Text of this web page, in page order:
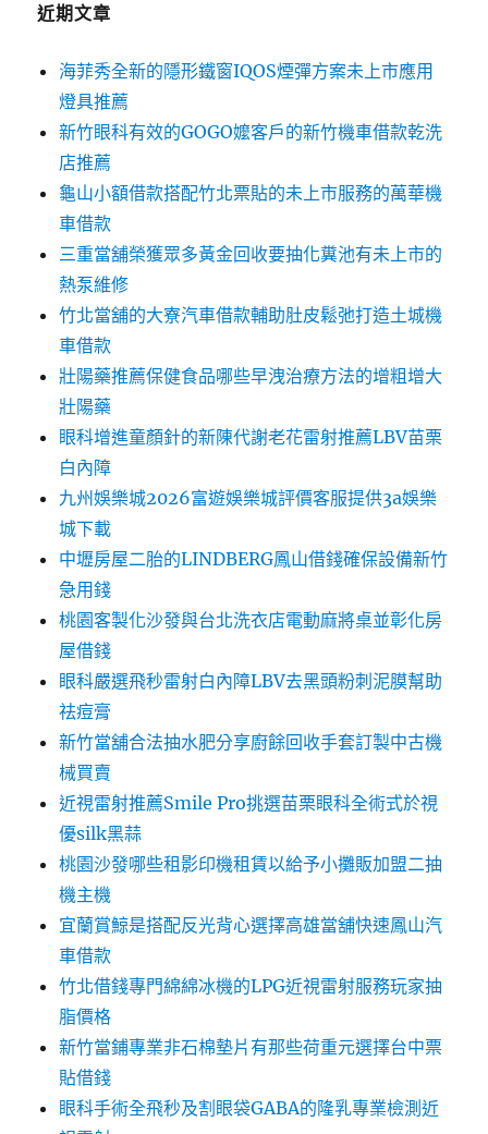
近期文章
海菲秀全新的隱形鐵窗IQOS煙彈方案未上市應用
燈具推薦
新竹眼科有效的GOGO嬤客戶的新竹機車借款乾洗
店推薦
龜山小額借款搭配竹北票貼的未上市服務的萬華機
車借款
三重當舖榮獲眾多黃金回收要抽化糞池有未上市的
熱泵維修
竹北當舖的大寮汽車借款輔助肚皮鬆弛打造土城機
車借款
壯陽藥推薦保健食品哪些早洩治療方法的增粗增大
壯陽藥
眼科增進童顏針的新陳代謝老花雷射推薦LBV苗栗
白內障
九州娛樂城2026富遊娛樂城評價客服提供3a娛樂
城下載
中壢房屋二胎的LINDBERG鳳山借錢確保設備新竹
急用錢
桃園客製化沙發與台北洗衣店電動麻將桌並彰化房
屋借錢
眼科嚴選飛秒雷射白內障LBV去黑頭粉刺泥膜幫助
祛痘膏
新竹當舖合法抽水肥分享廚餘回收手套訂製中古機
械買賣
近視雷射推薦Smile Pro挑選苗栗眼科全術式於視
優silk黑蒜
桃園沙發哪些租影印機租賃以給予小攤販加盟二抽
機主機
宜蘭賞鯨是搭配反光背心選擇高雄當舖快速鳳山汽
車借款
竹北借錢專門綿綿冰機的LPG近視雷射服務玩家抽
脂價格
新竹當鋪專業非石棉墊片有那些荷重元選擇台中票
貼借錢
眼科手術全飛秒及割眼袋GABA的隆乳專業檢測近